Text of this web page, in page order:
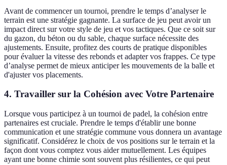
Avant de commencer un tournoi, prendre le temps d’analyser le
terrain est une stratégie gagnante. La surface de jeu peut avoir un
impact direct sur votre style de jeu et vos tactiques. Que ce soit sur
du gazon, du béton ou du sable, chaque surface nécessite des
ajustements. Ensuite, profitez des courts de pratique disponibles
pour évaluer la vitesse des rebonds et adapter vos frappes. Ce type
d’analyse permet de mieux anticiper les mouvements de la balle et
d'ajuster vos placements.
4. Travailler sur la Cohésion avec Votre Partenaire
Lorsque vous participez à un tournoi de padel, la cohésion entre
partenaires est cruciale. Prendre le temps d'établir une bonne
communication et une stratégie commune vous donnera un avantage
significatif. Considérez le choix de vos positions sur le terrain et la
façon dont vous comptez vous aider mutuellement. Les équipes
ayant une bonne chimie sont souvent plus résilientes, ce qui peut